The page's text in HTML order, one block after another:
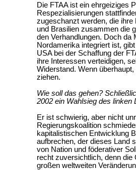
Die FTAA ist ein ehrgeiziges
Respezialisierungen
zugeschanzt werden, die ihre
und Brasilien zusammen die
den Verhandlungen. Doch da
Nordamerika integriert ist,
USA bei der Schaffung der
ihre Interessen verteidigen,
Widerstand. Wenn
ziehen.
Wie soll das gehen?
2002 ein Wahlsieg des linken
Er ist schwierig, aber nicht
Regierungskoalition
kapitalistischen Entwicklung
aufbrechen, der dieses Land
von Nation und föderativer
recht zuversichtlich, denn
großen weltweiten